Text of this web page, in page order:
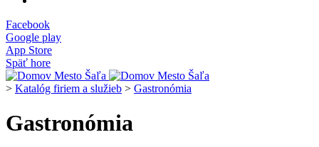
Facebook
Google play
App Store
Späť hore
> Katalóg firiem a služieb > Gastronómia
Gastronómia